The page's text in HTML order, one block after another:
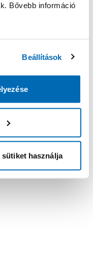
Bővebb információ
Beállítások
sütiket használja